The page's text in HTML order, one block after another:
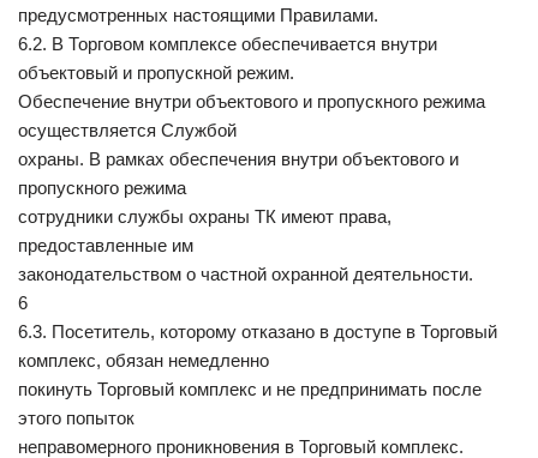
предусмотренных настоящими Правилами.
6.2. В Торговом комплексе обеспечивается внутри
объектовый и пропускной режим.
Обеспечение внутри объектового и пропускного режима
осуществляется Службой
охраны. В рамках обеспечения внутри объектового и
пропускного режима
сотрудники службы охраны ТК имеют права,
предоставленные им
законодательством о частной охранной деятельности.
6
6.3. Посетитель, которому отказано в доступе в Торговый
комплекс, обязан немедленно
покинуть Торговый комплекс и не предпринимать после
этого попыток
неправомерного проникновения в Торговый комплекс.